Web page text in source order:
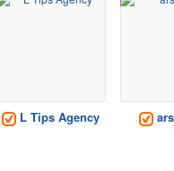
L Tips Agency